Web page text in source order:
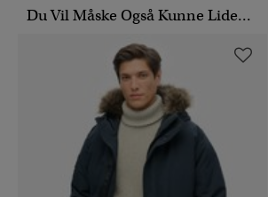
Du Vil Måske Også Kunne Lide...